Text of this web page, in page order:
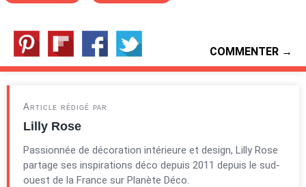
COMMENTER →
Article rédigé par
Lilly Rose
Passionnée de décoration intérieure et design, Lilly Rose
partage ses inspirations déco depuis 2011 depuis le sud-
ouest de la France sur Planète Déco.